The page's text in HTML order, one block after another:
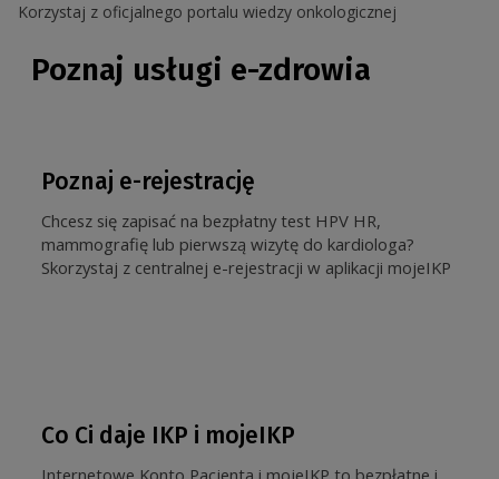
Korzystaj z oficjalnego portalu wiedzy onkologicznej
Poznaj usługi e-zdrowia
Poznaj e-rejestrację
Chcesz się zapisać na bezpłatny test HPV HR,
mammografię lub pierwszą wizytę do kardiologa?
Skorzystaj z centralnej e-rejestracji w aplikacji mojeIKP
Co Ci daje IKP i mojeIKP
Internetowe Konto Pacjenta i mojeIKP to bezpłatne i